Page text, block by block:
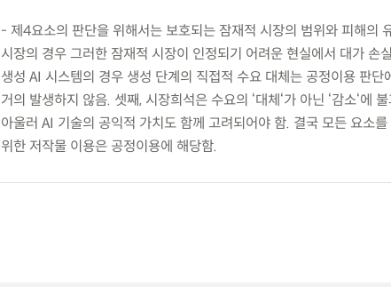
- 제4요소의 판단을 위해서는 보호되는 잠재적 시장의 범위와 피해의
시장의 경우 그러한 잠재적 시장이 인정되기 어려운 현실에서 대가 손
생성 AI 시스템의 경우 생성 단계의 직접적 수요 대체는 공정이용 판
거의 발생하지 않음. 셋째, 시장희석은 수요의 ‘대체‘가 아닌 ‘감소‘에
아울러 AI 기술의 공익적 가치도 함께 고려되어야 함. 결국 모든 요소
위한 저작물 이용은 공정이용에 해당함.